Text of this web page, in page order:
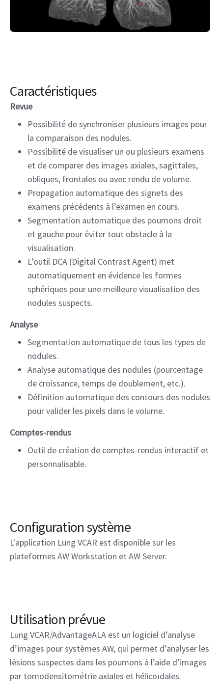
Caractéristiques
Revue
Possibilité de synchroniser plusieurs images pour
la comparaison des nodules.
Possibilité de visualiser un ou plusieurs examens
et de comparer des images axiales, sagittales,
obliques, frontales ou avec rendu de volume.
Propagation automatique des signets des
examens précédents à l’examen en cours.
Segmentation automatique des poumons droit
et gauche pour éviter tout obstacle à la
visualisation.
L’outil DCA (Digital Contrast Agent) met
automatiquement en évidence les formes
sphériques pour une meilleure visualisation des
nodules suspects.
Analyse
Segmentation automatique de tous les types de
nodules.
Analyse automatique des nodules (pourcentage
de croissance, temps de doublement, etc.).
Définition automatique des contours des nodules
pour valider les pixels dans le volume.
Comptes-rendus
Outil de création de comptes-rendus interactif et
personnalisable.
Configuration système
L'application Lung VCAR est disponible sur les
plateformes AW Workstation et AW Server.
Utilisation prévue
Lung VCAR/AdvantageALA est un logiciel d’analyse
d’images pour systèmes AW, qui permet d’analyser les
lésions suspectes dans les poumons à l’aide d’images
par tomodensitométrie axiales et hélicoïdales.